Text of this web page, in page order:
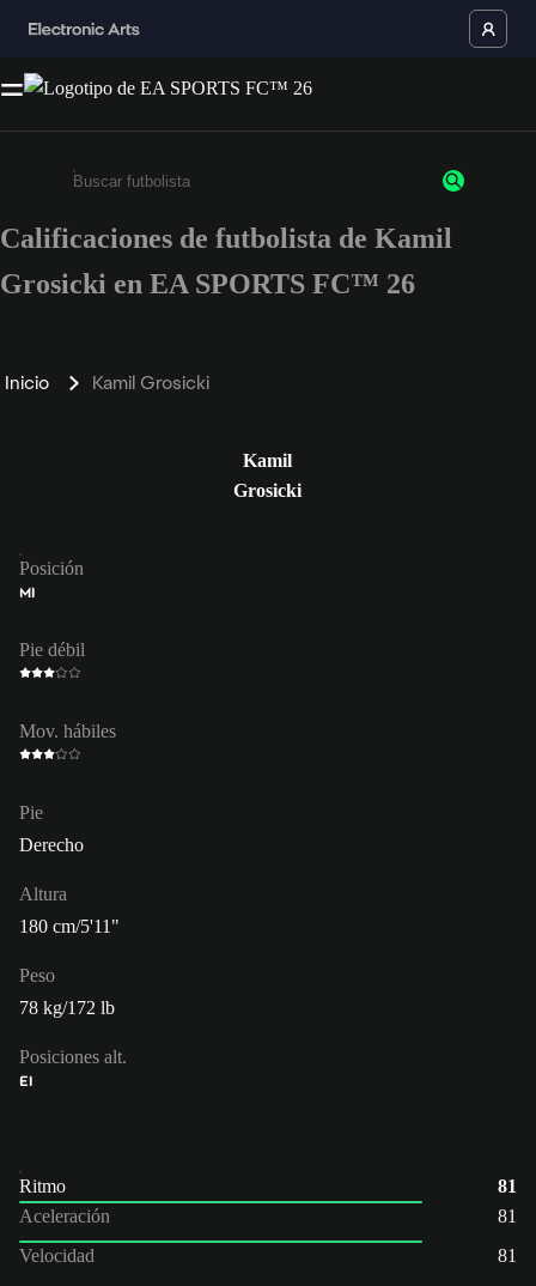
Ingresa un mínimo de 3 caracteres o números
Calificaciones de futbolista de Kamil
Grosicki en EA SPORTS FC™ 26
Inicio Kamil Grosicki
Kamil
Grosicki
Posición
MI
Pie débil
Mov. hábiles
Pie
Derecho
Altura
180 cm/5'11"
Peso
78 kg/172 lb
Posiciones alt.
EI
Ritmo
81
Aceleración
81
Velocidad
81